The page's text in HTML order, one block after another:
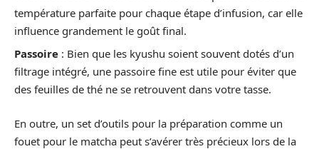
température parfaite pour chaque étape d’infusion, car elle
influence grandement le goût final.
Passoire : Bien que les kyushu soient souvent dotés d’un
filtrage intégré, une passoire fine est utile pour éviter que
des feuilles de thé ne se retrouvent dans votre tasse.
En outre, un set d’outils pour la préparation comme un
fouet pour le matcha peut s’avérer très précieux lors de la